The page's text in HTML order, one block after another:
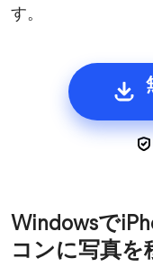
す。
Windowsで
コンに写真を